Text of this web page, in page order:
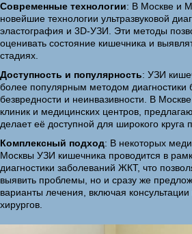
Современные технологии: В Москве и
новейшие технологии ультразвуковой
эластография и 3D-УЗИ. Эти методы
оценивать состояние кишечника и
стадиях.
Доступность и популярность: УЗИ
более популярным методом диагностики
безвредности и неинвазивности. В
клиник и медицинских центров,
делает её доступной для широкого круга
Комплексный подход: В некоторых
Москвы УЗИ кишечника проводится в
диагностики заболеваний ЖКТ, что
выявить проблемы, но и сразу же
варианты лечения, включая консультации
хирургов.